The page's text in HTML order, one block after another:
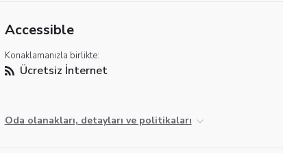
Accessible
Konaklamanızla birlikte:
Ücretsiz İnternet
Oda olanakları, detayları ve politikaları